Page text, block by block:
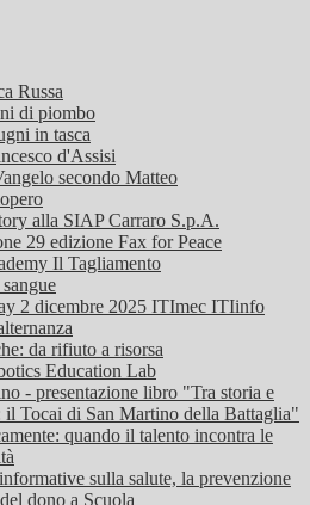
Russa
di piombo
in tasca
d'Assisi
secondo Matteo
alla SIAP Carraro S.p.A.
29 edizione Fax for Peace
Il Tagliamento
2 dicembre 2025 ITImec ITIinfo
da rifiuto a risorsa
Education Lab
- presentazione libro "Tra storia e
il Tocai di San Martino della Battaglia"
quando il talento incontra le
sulla salute, la prevenzione
dono a Scuola